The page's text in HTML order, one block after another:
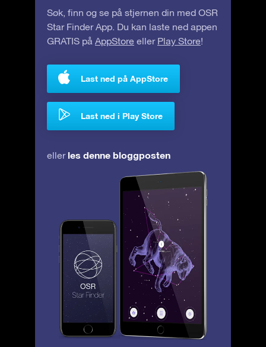
Søk, finn og se på stjernen din med OSR
Star Finder App. Du kan laste ned appen
GRATIS på AppStore eller Play Store!
Last ned på AppStore
Last ned i Play Store
eller les denne bloggposten